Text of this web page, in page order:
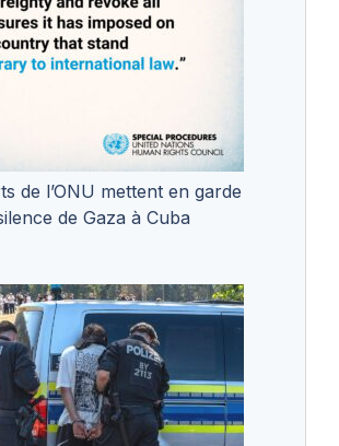
de l’ONU mettent en garde
de Gaza à Cuba